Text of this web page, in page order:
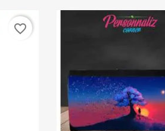
favorite_border